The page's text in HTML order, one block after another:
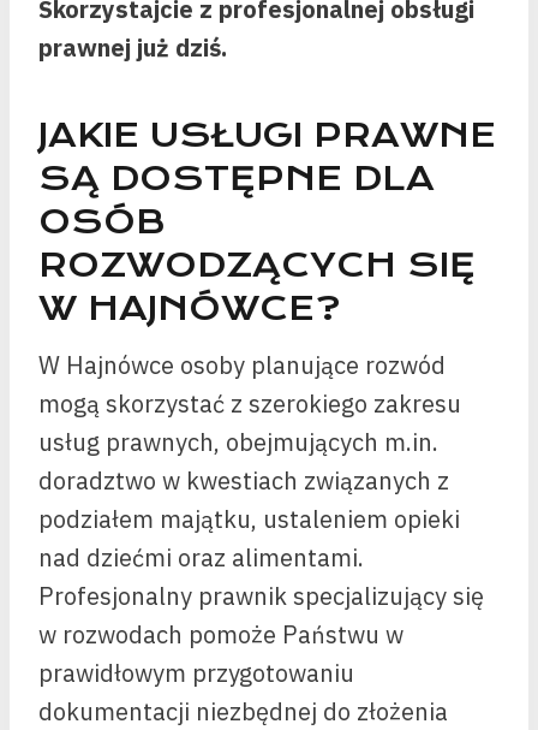
Skorzystajcie z profesjonalnej obsługi
prawnej już dziś.
JAKIE USŁUGI PRAWNE
SĄ DOSTĘPNE DLA
OSÓB
ROZWODZĄCYCH SIĘ
W HAJNÓWCE?
W Hajnówce osoby planujące rozwód
mogą skorzystać z szerokiego zakresu
usług prawnych, obejmujących m.in.
doradztwo w kwestiach związanych z
podziałem majątku, ustaleniem opieki
nad dziećmi oraz alimentami.
Profesjonalny prawnik specjalizujący się
w rozwodach pomoże Państwu w
prawidłowym przygotowaniu
dokumentacji niezbędnej do złożenia